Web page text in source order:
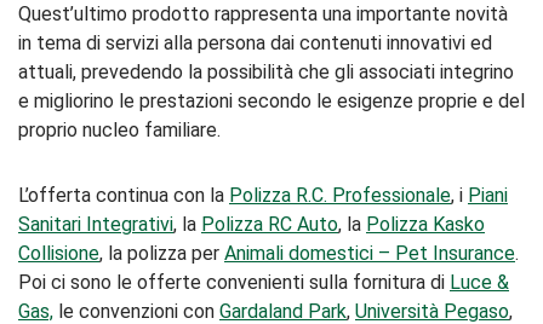
Quest’ultimo prodotto rappresenta una importante novità
in tema di servizi alla persona dai contenuti innovativi ed
attuali, prevedendo la possibilità che gli associati integrino
e migliorino le prestazioni secondo le esigenze proprie e del
proprio nucleo familiare.
L’offerta continua con la Polizza R.C. Professionale, i Piani
Sanitari Integrativi, la Polizza RC Auto, la Polizza Kasko
Collisione, la polizza per Animali domestici – Pet Insurance.
Poi ci sono le offerte convenienti sulla fornitura di Luce &
Gas, le convenzioni con Gardaland Park, Università Pegaso,